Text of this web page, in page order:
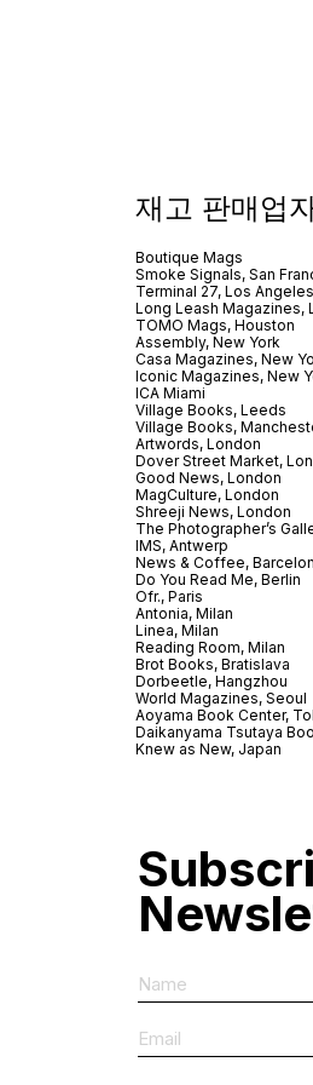
재고 판매업
Boutique Mags
Smoke Signals, San
Terminal 27, Los Angeles
Long Leash Magazines,
TOMO Mags, Houston
Assembly, New York
Casa Magazines, New
Iconic Magazines, New
ICA Miami
Village Books, Leeds
Village Books,
Artwords, London
Dover Street Market,
Good News, London
MagCulture, London
Shreeji News, London
The Photographer’s
IMS, Antwerp
News & Coffee,
Do You Read Me, Berlin
Ofr., Paris
Antonia, Milan
Linea, Milan
Reading Room, Milan
Brot Books, Bratislava
Dorbeetle, Hangzhou
World Magazines, Seoul
Aoyama Book Center,
Daikanyama Tsutaya
Knew as New, Japan